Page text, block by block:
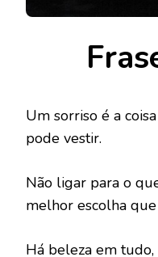
Um sorriso é a
pode vestir.
Não ligar para o
melhor escolha
Há beleza em